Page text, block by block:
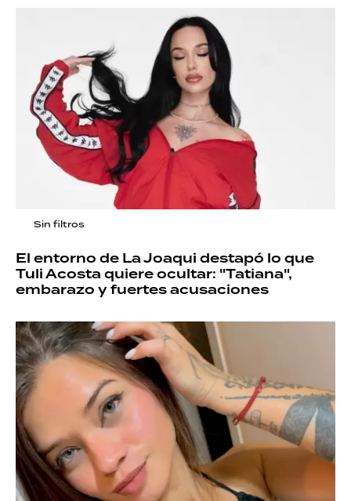
Sin filtros
El entorno de La Joaqui destapó lo que
Tuli Acosta quiere ocultar: "Tatiana",
embarazo y fuertes acusaciones